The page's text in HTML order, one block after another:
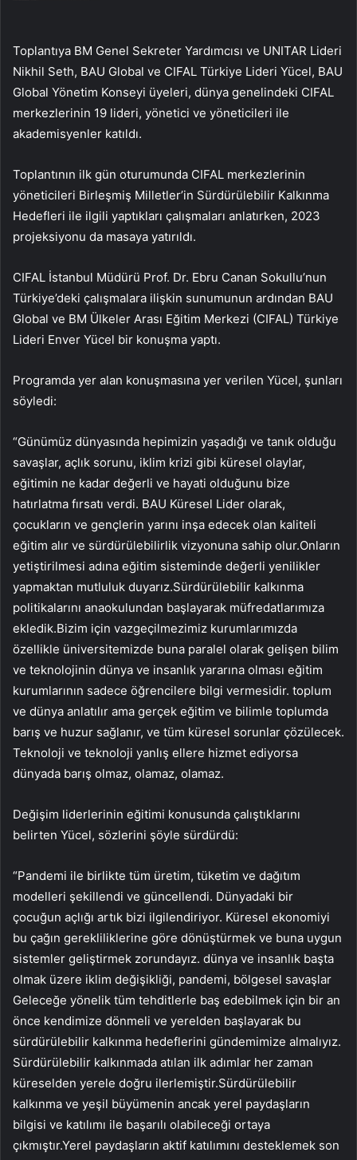
Toplantıya BM Genel Sekreter Yardımcısı ve UNITAR Lideri
Nikhil Seth, BAU Global ve CIFAL Türkiye Lideri Yücel, BAU
Global Yönetim Konseyi üyeleri, dünya genelindeki CIFAL
merkezlerinin 19 lideri, yönetici ve yöneticileri ile
akademisyenler katıldı.
Toplantının ilk gün oturumunda CIFAL merkezlerinin
yöneticileri Birleşmiş Milletler’in Sürdürülebilir Kalkınma
Hedefleri ile ilgili yaptıkları çalışmaları anlatırken, 2023
projeksiyonu da masaya yatırıldı.
CIFAL İstanbul Müdürü Prof. Dr. Ebru Canan Sokullu’nun
Türkiye’deki çalışmalara ilişkin sunumunun ardından BAU
Global ve BM Ülkeler Arası Eğitim Merkezi (CIFAL) Türkiye
Lideri Enver Yücel bir konuşma yaptı.
Programda yer alan konuşmasına yer verilen Yücel, şunları
söyledi:
“Günümüz dünyasında hepimizin yaşadığı ve tanık olduğu
savaşlar, açlık sorunu, iklim krizi gibi küresel olaylar,
eğitimin ne kadar değerli ve hayati olduğunu bize
hatırlatma fırsatı verdi. BAU Küresel Lider olarak,
çocukların ve gençlerin yarını inşa edecek olan kaliteli
eğitim alır ve sürdürülebilirlik vizyonuna sahip olur.Onların
yetiştirilmesi adına eğitim sisteminde değerli yenilikler
yapmaktan mutluluk duyarız.Sürdürülebilir kalkınma
politikalarını anaokulundan başlayarak müfredatlarımıza
ekledik.Bizim için vazgeçilmezimiz kurumlarımızda
özellikle üniversitemizde buna paralel olarak gelişen bilim
ve teknolojinin dünya ve insanlık yararına olması eğitim
kurumlarının sadece öğrencilere bilgi vermesidir. toplum
ve dünya anlatılır ama gerçek eğitim ve bilimle toplumda
barış ve huzur sağlanır, ve tüm küresel sorunlar çözülecek.
Teknoloji ve teknoloji yanlış ellere hizmet ediyorsa
dünyada barış olmaz, olamaz, olamaz.
Değişim liderlerinin eğitimi konusunda çalıştıklarını
belirten Yücel, sözlerini şöyle sürdürdü:
“Pandemi ile birlikte tüm üretim, tüketim ve dağıtım
modelleri şekillendi ve güncellendi. Dünyadaki bir
çocuğun açlığı artık bizi ilgilendiriyor. Küresel ekonomiyi
bu çağın gerekliliklerine göre dönüştürmek ve buna uygun
sistemler geliştirmek zorundayız. dünya ve insanlık başta
olmak üzere iklim değişikliği, pandemi, bölgesel savaşlar
Geleceğe yönelik tüm tehditlerle baş edebilmek için bir an
önce kendimize dönmeli ve yerelden başlayarak bu
sürdürülebilir kalkınma hedeflerini gündemimize almalıyız.
Sürdürülebilir kalkınmada atılan ilk adımlar her zaman
küreselden yerele doğru ilerlemiştir.Sürdürülebilir
kalkınma ve yeşil büyümenin ancak yerel paydaşların
bilgisi ve katılımı ile başarılı olabileceği ortaya
çıkmıştır.Yerel paydaşların aktif katılımını desteklemek son